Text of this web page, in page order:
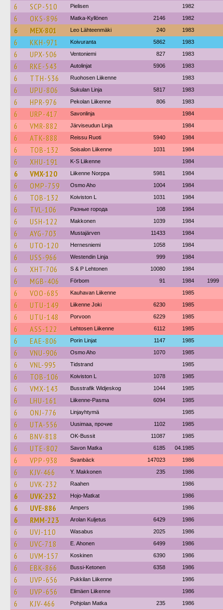
6 SCP-510 Pielisen 1982
6 OKS-896 Matka-Kyllönen 2146 1982
6 MEX-801 Leo Lähteenmäki 240 1983
6 KKH-971 Koivuranta 5862 1983
6 UPX-506 Ventoniemi 827 1983
6 RKE-543 Autolinjat 5906 1983
6 TTH-536 Ruohosen Liikenne 1983
6 UPU-806 Sukulan Linja 5817 1983
6 HPR-976 Pekolan Liikenne 806 1983
6 URP-417 Savonlinja 1984
6 VMR-882 Järviseudun Linja 1984
6 ATK-888 Reissu Ruoti 5940 1984
6 TOB-132 Soisalon Liikenne 1031 1984
6 XHU-191 K-S Liikenne 1984
6 VMX-120 Liikenne Norppa 5981 1984
6 OMP-759 Osmo Aho 1004 1984
6 TOB-132 Koiviston L 1031 1984
6 TVL-106 Разные города 108 1984
6 USH-122 Makkonen 1039 1984
6 AYG-703 Mustajärven 11433 1984
6 UTO-120 Hernesniemi 1058 1984
6 USS-966 Westendin Linja 999 1984
6 XHT-706 S & P Lehtonen 10080 1984
6 MGB-406 Förbom 91 1984 1999
6 VOO-685 Kauhavan Liikenne 1985
6 UTU-149 Liikenne Joki 6230 1985
6 UTU-148 Porvoon 6229 1985
6 ASS-122 Lehtosen Liikenne 6112 1985
6 EAE-806 Porin Linjat 1147 1985
6 VNU-906 Osmo Aho 1070 1985
6 VNL-995 Tidstrand 1985
6 TOB-106 Koiviston L 1078 1985
6 VMX-143 Busstrafik Widjeskog 1044 1985
6 LHU-161 Liikenne-Pasma 6094 1985
6 ONJ-776 Linjayhtymä 1985
6 UTA-556 Uusimaa, прочие 1102 1985
6 BNV-818 OK-Bussit 11087 1985
6 UTE-802 Savon Matka 6185 04.1985
6 VPP-938 Svanbäck 147023 1986
6 KJV-466 Y. Makkonen 235 1986
6 UVK-232 Raahen 1986
6 UVK-232 Hojo-Matkat 1986
6 UVE-886 Ampers 1986
6 RMM-223 Arolan Kuljetus 6429 1986
6 UVJ-110 Wasabus 2025 1986
6 UVC-718 E. Ahonen 6499 1986
6 UVM-157 Koskinen 6390 1986
6 EBK-866 Bussi-Ketonen 6358 1986
6 UVP-656 Pukkilan Liikenne 1986
6 UVP-656 Elimäen Liikenne 1986
6 KJV-466 Pohjolan Matka 235 1986